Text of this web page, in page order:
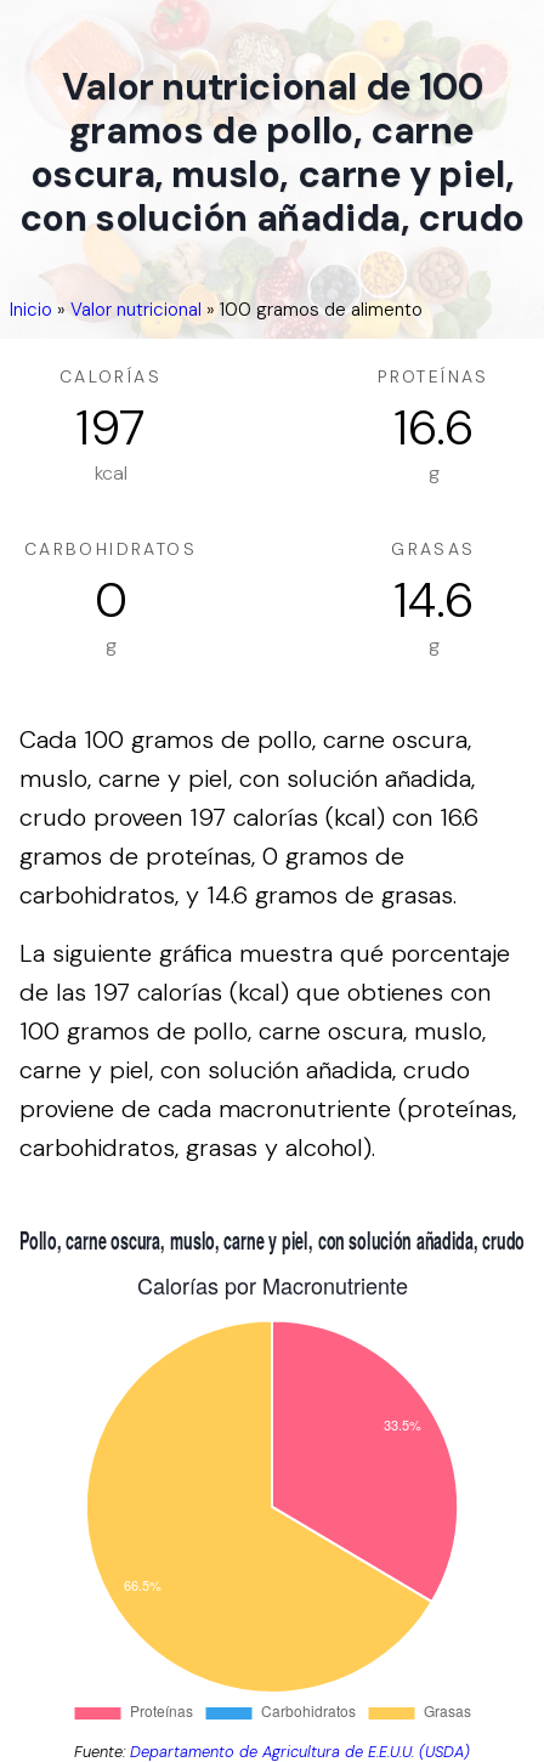
Valor nutricional de 100
gramos de pollo, carne
oscura, muslo, carne y piel,
con solución añadida, crudo
Inicio » Valor nutricional » 100 gramos de alimento
CALORÍAS
197
kcal
PROTEÍNAS
16.6
g
CARBOHIDRATOS
0
g
GRASAS
14.6
g
Cada 100 gramos de pollo, carne oscura,
muslo, carne y piel, con solución añadida,
crudo proveen 197 calorías (kcal) con 16.6
gramos de proteínas, 0 gramos de
carbohidratos, y 14.6 gramos de grasas.
La siguiente gráfica muestra qué porcentaje
de las 197 calorías (kcal) que obtienes con
100 gramos de pollo, carne oscura, muslo,
carne y piel, con solución añadida, crudo
proviene de cada macronutriente (proteínas,
carbohidratos, grasas y alcohol).
Fuente:Departamento de Agricultura de E.E.U.U. (USDA)